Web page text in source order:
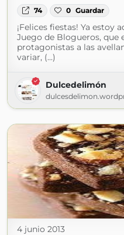
74 0 Guardar
¡Felices fiestas! Ya estoy
Juego de Blogueros, que
protagonistas a las
variar, (...)
Dulcedelimón
4 junio 2013